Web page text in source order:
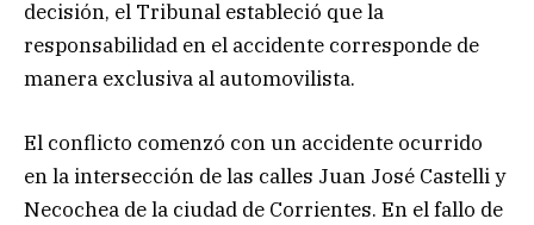
decisión, el Tribunal estableció que la
responsabilidad en el accidente corresponde de
manera exclusiva al automovilista.
El conflicto comenzó con un accidente ocurrido
en la intersección de las calles Juan José Castelli y
Necochea de la ciudad de Corrientes. En el fallo de